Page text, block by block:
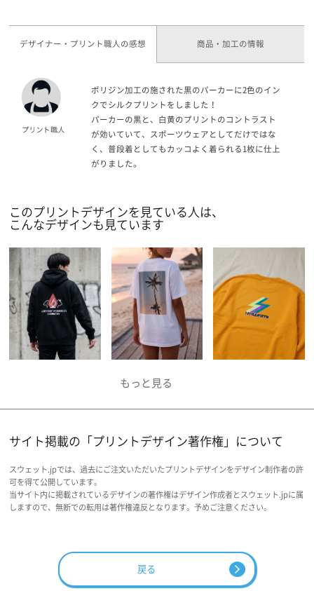
デザイナー・プリント職人の感想 商品・加工の情報
ポリジン加工の施された黒のパーカーに2色のイン
クでシルクプリントをしました！
パーカーの黒と、白黄のプリントのコントラスト
が効いていて、スポーツウェアとしてだけではな
く、普段着としてもカッコよく着られる1枚に仕上
がりました。
このプリントデザインを見ている人は、
こんなデザインも見ています
サイト掲載の「プリントデザイン著作権」について
スウェット.jpでは、過去にご注文いただいたプリントデザインをデザイン制作者の許
可を得て公開しています。
当サイト内に掲載されているデザインの著作権はデザイン作成者とスウェット.jpに属
しますので、無断での転用は著作権違反となります。予めご注意ください。
戻る